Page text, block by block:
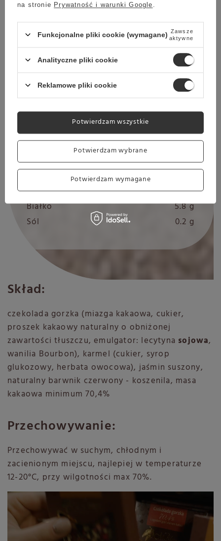
Karmel herbaty
Jaśmin
Wartości odżywcze na 100g
Wartość energetyczna 2302 kJ / 550
Tłuszcze
32.0 g
w tym kwasy tłuszczowe
nasycone
Węglowodany
cukry
59.0 g
Białko
5.8 g
Sól
0.2 g
Skład:
czekolada gorzka (miazga kakaowa, cukier,
proszek kakaowy naturalny o obniżonej
zawartości tłuszczu, emulgator: lecytyna sojowa,
wanilia Bourbon), karmel (cukier, syrop
glukozowy, herbata owocowa), jaśmin suszony,
naturalny barwnik czerwony - koszenila, masa
kakaowa minimum 70,4%
Przechowywanie:
Przechowywać w suchym, chłodnym i
zacienionym miejscu, najlepiej w temperaturze
12-20°C, przy wilgotności max 70%.
na stronie Prywatność i warunki Google
Funkcjonalne pliki cookie (wymagane) Zawsze
aktywne
Analityczne pliki cookie
Reklamowe pliki cookie
Potwierdzam wybrane
Potwierdzam wymagane
Potwierdzam wszystkie